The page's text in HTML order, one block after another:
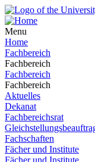
Menu
Home
Fachbereich
Fachbereich
Fachbereich
Fachbereich
Aktuelles
Dekanat
Fachbereichsrat
Fachschaften
Fächer und Institute
Fächer und Institute